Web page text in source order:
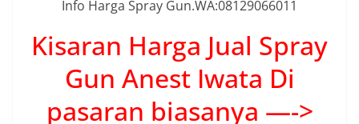
Info Harga Spray Gun.WA:08129066011
Kisaran Harga Jual Spray
Gun Anest Iwata Di
pasaran biasanya —->